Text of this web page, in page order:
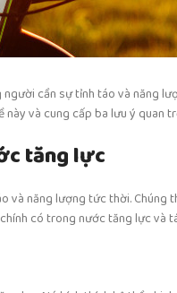
cần sự tỉnh táo và năng
và cung cấp ba lưu ý quan
tăng lực
năng lượng tức thời.
có trong nước tăng lực và